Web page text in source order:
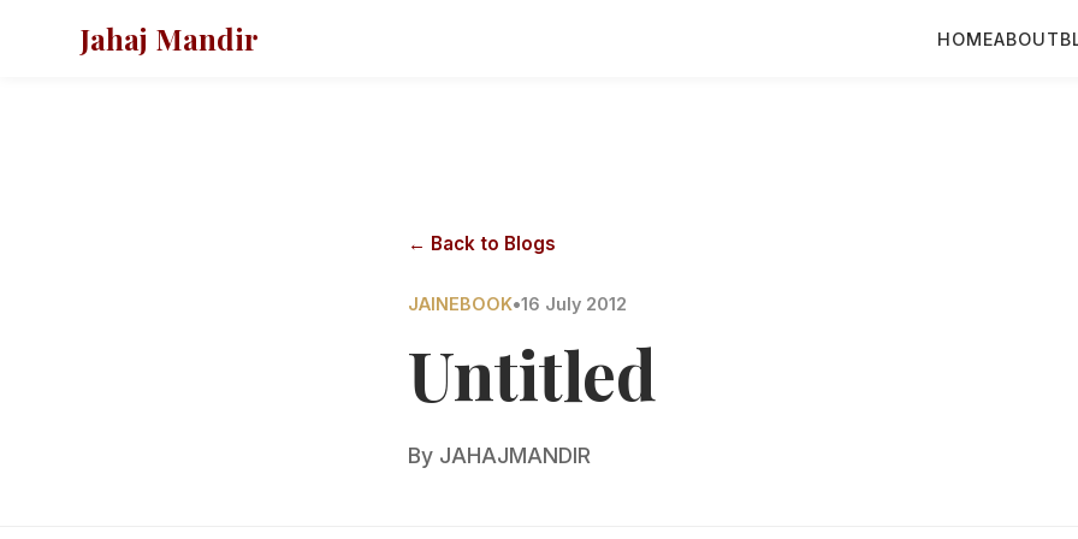
Jahaj Mandir HOMEABOUT
← Back to Blogs
JAINEBOOK•16 July 2012
Untitled
By JAHAJMANDIR